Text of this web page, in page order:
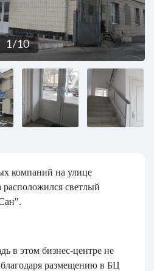
1/10
компаний на улице
светлый
в этом бизнес-центре не
размещению в БЦ